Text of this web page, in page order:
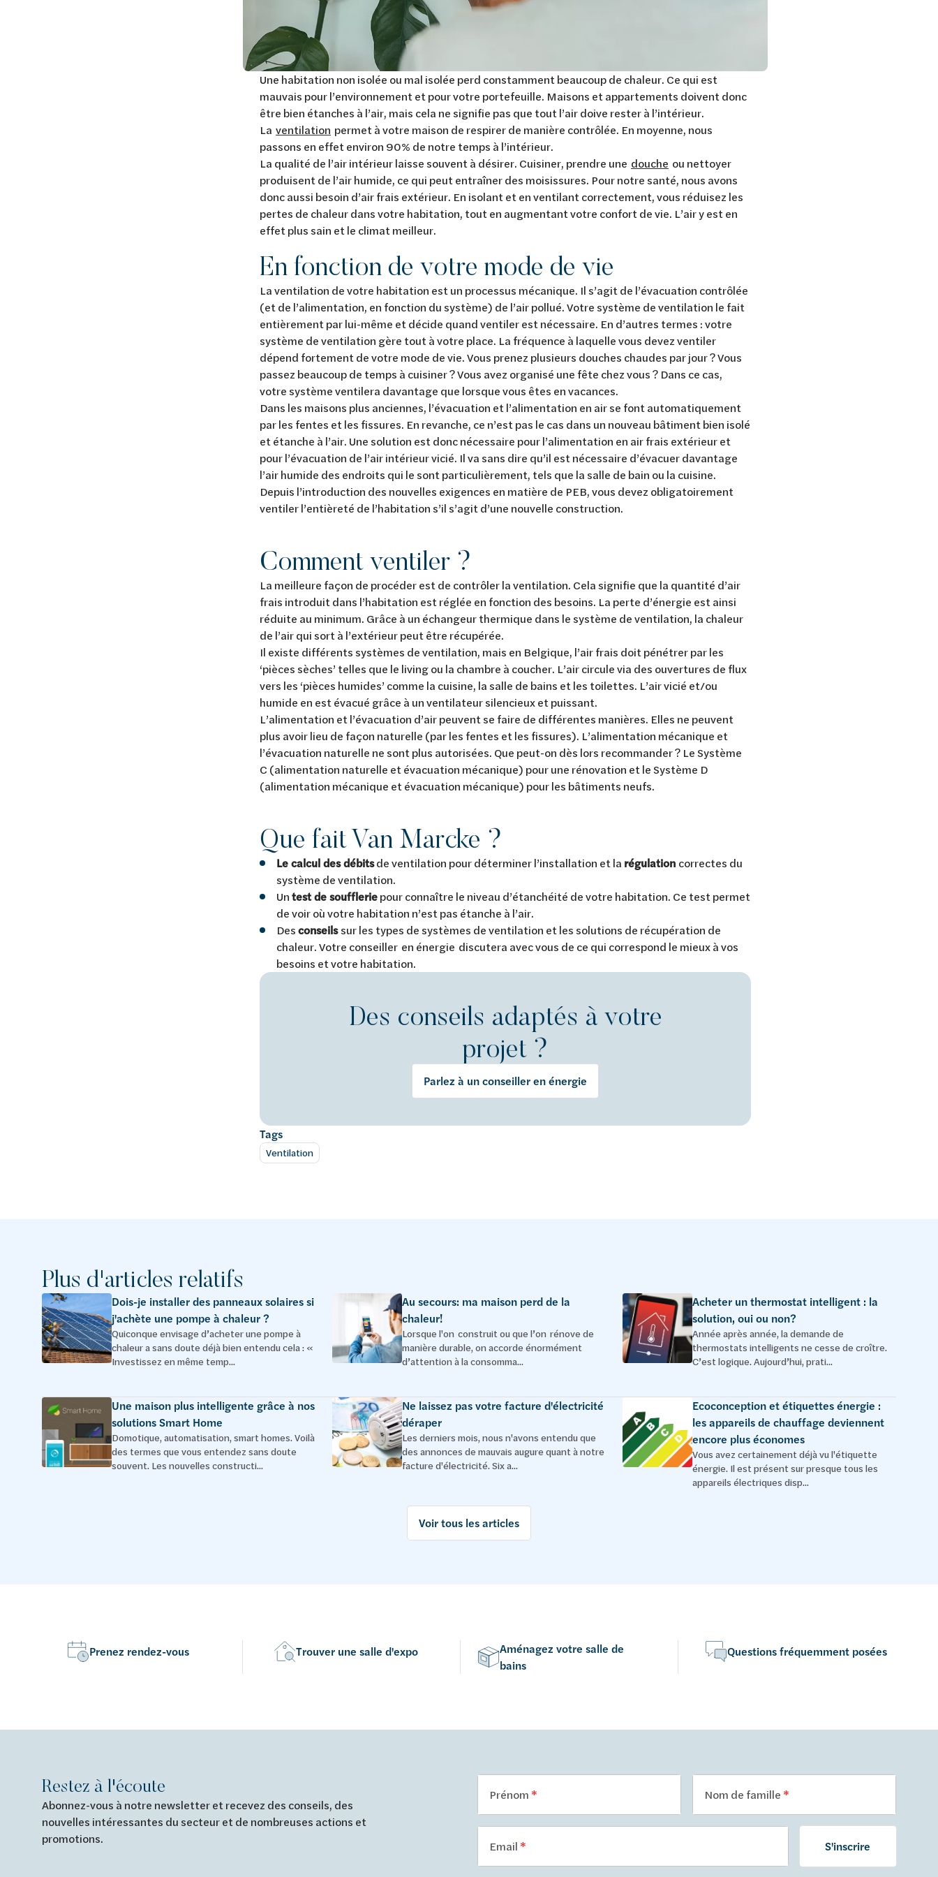
Une habitation non isolée ou mal isolée perd constamment beaucoup de chaleur. Ce qui est
mauvais pour l’environnement et pour votre portefeuille. Maisons et appartements doivent donc
être bien étanches à l’air, mais cela ne signifie pas que tout l’air doive rester à l’intérieur.
La ventilation permet à votre maison de respirer de manière contrôlée. En moyenne, nous
passons en effet environ 90% de notre temps à l’intérieur.
La qualité de l’air intérieur laisse souvent à désirer. Cuisiner, prendre une douche ou nettoyer
produisent de l’air humide, ce qui peut entraîner des moisissures. Pour notre santé, nous avons
donc aussi besoin d’air frais extérieur. En isolant et en ventilant correctement, vous réduisez les
pertes de chaleur dans votre habitation, tout en augmentant votre confort de vie. L’air y est en
effet plus sain et le climat meilleur.
En fonction de votre mode de vie
La ventilation de votre habitation est un processus mécanique. Il s’agit de l’évacuation contrôlée
(et de l’alimentation, en fonction du système) de l’air pollué. Votre système de ventilation le fait
entièrement par lui-même et décide quand ventiler est nécessaire. En d’autres termes : votre
système de ventilation gère tout à votre place. La fréquence à laquelle vous devez ventiler
dépend fortement de votre mode de vie. Vous prenez plusieurs douches chaudes par jour ? Vous
passez beaucoup de temps à cuisiner ? Vous avez organisé une fête chez vous ? Dans ce cas,
votre système ventilera davantage que lorsque vous êtes en vacances.
Dans les maisons plus anciennes, l’évacuation et l’alimentation en air se font automatiquement
par les fentes et les fissures. En revanche, ce n’est pas le cas dans un nouveau bâtiment bien isolé
et étanche à l’air. Une solution est donc nécessaire pour l’alimentation en air frais extérieur et
pour l’évacuation de l’air intérieur vicié. Il va sans dire qu’il est nécessaire d’évacuer davantage
l’air humide des endroits qui le sont particulièrement, tels que la salle de bain ou la cuisine.
Depuis l’introduction des nouvelles exigences en matière de PEB, vous devez obligatoirement
ventiler l’entièreté de l’habitation s’il s’agit d’une nouvelle construction.
Comment ventiler ?
La meilleure façon de procéder est de contrôler la ventilation. Cela signifie que la quantité d’air
frais introduit dans l’habitation est réglée en fonction des besoins. La perte d’énergie est ainsi
réduite au minimum. Grâce à un échangeur thermique dans le système de ventilation, la chaleur
de l’air qui sort à l’extérieur peut être récupérée.
Il existe différents systèmes de ventilation, mais en Belgique, l’air frais doit pénétrer par les
‘pièces sèches’ telles que le living ou la chambre à coucher. L’air circule via des ouvertures de flux
vers les ‘pièces humides’ comme la cuisine, la salle de bains et les toilettes. L’air vicié et/ou
humide en est évacué grâce à un ventilateur silencieux et puissant.
L’alimentation et l’évacuation d’air peuvent se faire de différentes manières. Elles ne peuvent
plus avoir lieu de façon naturelle (par les fentes et les fissures). L’alimentation mécanique et
l’évacuation naturelle ne sont plus autorisées. Que peut-on dès lors recommander ? Le Système
C (alimentation naturelle et évacuation mécanique) pour une rénovation et le Système D
(alimentation mécanique et évacuation mécanique) pour les bâtiments neufs.
Que fait Van Marcke ?
Le calcul des débitsde ventilation pour déterminer l’installation et la régulation correctes du
système de ventilation.
Untest de souffleriepour connaître le niveau d’étanchéité de votre habitation. Ce test permet
de voir où votre habitation n’est pas étanche à l’air.
Desconseilssur les types de systèmes de ventilation et les solutions de récupération de
chaleur. Votre conseiller en énergie discutera avec vous de ce qui correspond le mieux à vos
besoins et votre habitation.
Des conseils adaptés à votre
projet ?
Parlez à un conseiller en énergie
Tags
Ventilation
Plus d'articles relatifs
Dois-je installer des panneaux solaires si
j'achète une pompe à chaleur ?
Quiconque envisage d’acheter une pompe à
chaleur a sans doute déjà bien entendu cela : «
Investissez en même temp...
Au secours: ma maison perd de la
chaleur!
Lorsque l'on construit ou que l’on rénove de
manière durable, on accorde énormément
d’attention à la consomma...
Acheter un thermostat intelligent : la
solution, oui ou non?
Année après année, la demande de
thermostats intelligents ne cesse de croître.
C’est logique. Aujourd’hui, prati...
Une maison plus intelligente grâce à nos
solutions Smart Home
Domotique, automatisation, smart homes. Voilà
des termes que vous entendez sans doute
souvent. Les nouvelles constructi...
Ne laissez pas votre facture d'électricité
déraper
Les derniers mois, nous n'avons entendu que
des annonces de mauvais augure quant à notre
facture d'électricité. Six a...
Ecoconception et étiquettes énergie :
les appareils de chauffage deviennent
encore plus économes
Vous avez certainement déjà vu l'étiquette
énergie. Il est présent sur presque tous les
appareils électriques disp...
Voir tous les articles
Prenez rendez-vous Trouver une salle d'expo
Aménagez votre salle de
bains
Questions fréquemment posées
Restez à l'écoute
Abonnez-vous à notre newsletter et recevez des conseils, des
nouvelles intéressantes du secteur et de nombreuses actions et
promotions.
Prénom Nom de famille
Email S'inscrire